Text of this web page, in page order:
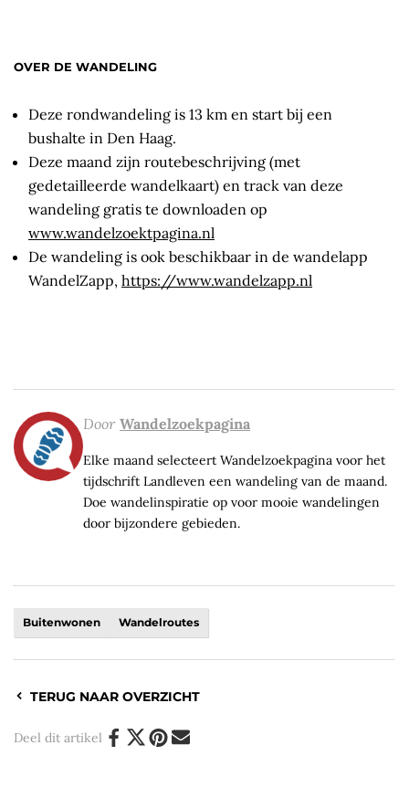
OVER DE WANDELING
Deze rondwandeling is 13 km en start bij een
bushalte in Den Haag.
Deze maand zijn routebeschrijving (met
gedetailleerde wandelkaart) en track van deze
wandeling gratis te downloaden op
www.wandelzoektpagina.nl
De wandeling is ook beschikbaar in de wandelapp
WandelZapp, https://www.wandelzapp.nl
Door Wandelzoekpagina
Elke maand selecteert Wandelzoekpagina voor het
tijdschrift Landleven een wandeling van de maand.
Doe wandelinspiratie op voor mooie wandelingen
door bijzondere gebieden.
Buitenwonen Wandelroutes
TERUG NAAR OVERZICHT
Deel dit artikel